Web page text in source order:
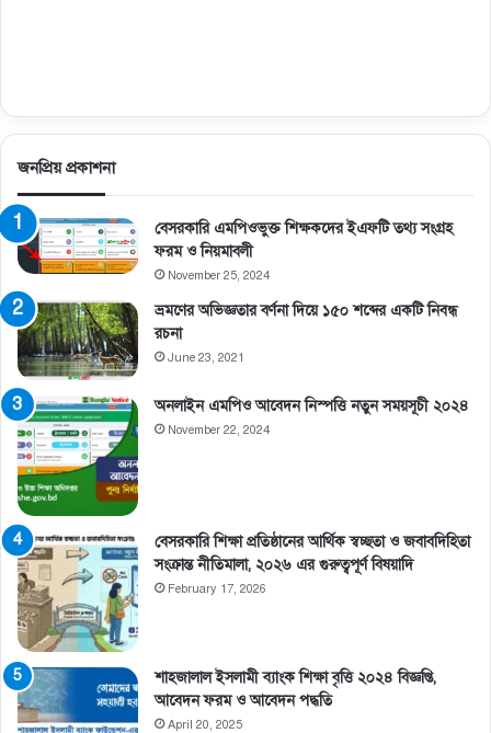
জনপ্রিয় প্রকাশনা
বেসরকারি এমপিওভুক্ত শিক্ষকদের ইএফটি তথ্য সংগ্রহ
ফরম ও নিয়মাবলী
November 25, 2024
ভ্রমণের অভিজ্ঞতার বর্ণনা দিয়ে ১৫০ শব্দের একটি নিবন্ধ
রচনা
June 23, 2021
অনলাইন এমপিও আবেদন নিস্পত্তি নতুন সময়সূচী ২০২৪
November 22, 2024
বেসরকারি শিক্ষা প্রতিষ্ঠানের আর্থিক স্বচ্ছতা ও জবাবদিহিতা
সংক্রান্ত নীতিমালা, ২০২৬ এর গুরুত্বপূর্ণ বিষয়াদি
February 17, 2026
শাহজালাল ইসলামী ব্যাংক শিক্ষা বৃত্তি ২০২৪ বিজ্ঞপ্তি,
আবেদন ফরম ও আবেদন পদ্ধতি
April 20, 2025